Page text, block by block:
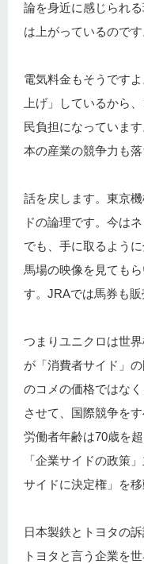
論を身近に感じられ
は上がっているのです
電気料金もそうです
上げ」しているから
民負担になっていま
本の産業の競争力も落
話を戻します。東京
ドの論理です。今は
でも、手に取るよう
馬場の映像を見ても
す。JRAでは馬券も
つまりユニクロは世
が「消費者サイド」
のコメの価格ではな
させて、国際競争を
労働者年齢は70歳を
「企業サイドの政策
サイドに決定権」を
日本製鉄とトヨタの
トヨタと言う企業を